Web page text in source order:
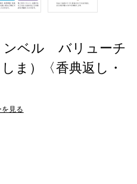
ベル バリューチ
ま）〈香典返し・
を見る